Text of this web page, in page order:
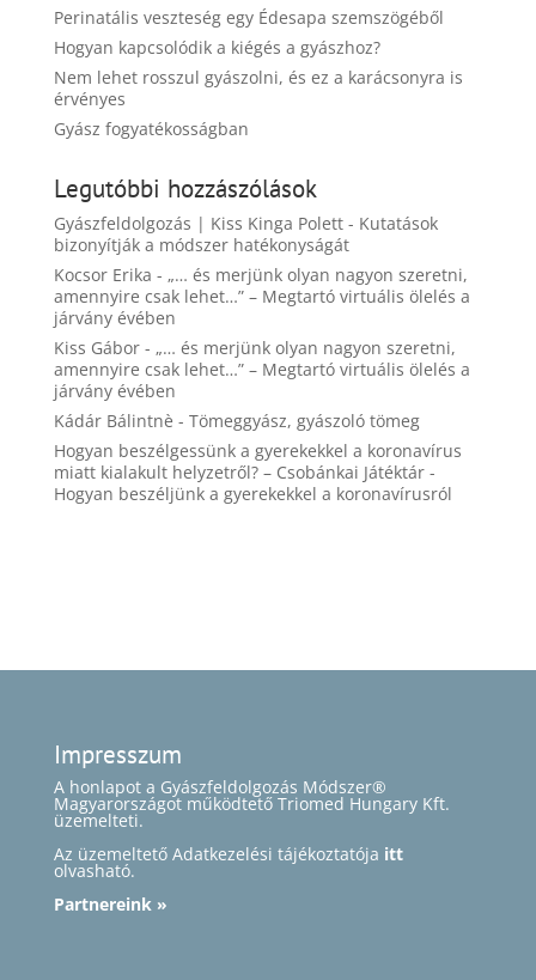
Perinatális veszteség egy Édesapa szemszögéből
Hogyan kapcsolódik a kiégés a gyászhoz?
Nem lehet rosszul gyászolni, és ez a karácsonyra is
érvényes
Gyász fogyatékosságban
Legutóbbi hozzászólások
Gyászfeldolgozás | Kiss Kinga Polett- Kutatások
bizonyítják a módszer hatékonyságát
Kocsor Erika - „… és merjünk olyan nagyon szeretni,
amennyire csak lehet…” – Megtartó virtuális ölelés a
járvány évében
Kiss Gábor- „… és merjünk olyan nagyon szeretni,
amennyire csak lehet…” – Megtartó virtuális ölelés a
járvány évében
Kádár Bálintnè - Tömeggyász, gyászoló tömeg
Hogyan beszélgessünk a gyerekekkel a koronavírus
miatt kialakult helyzetről? – Csobánkai Játéktár-
Hogyan beszéljünk a gyerekekkel a koronavírusról
Impresszum
A honlapot a Gyászfeldolgozás Módszer®
Magyarországot működtető Triomed Hungary Kft.
üzemelteti.
Az üzemeltető Adatkezelési tájékoztatója itt
olvasható.
Partnereink »